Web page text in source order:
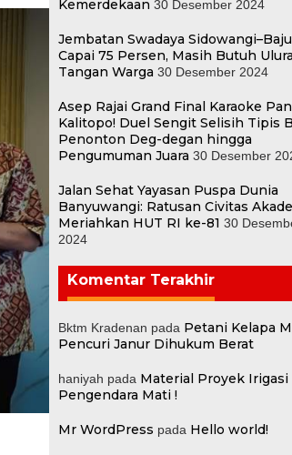
Kemerdekaan 30 Desember 2024
Jembatan Swadaya
Capai 75 Persen, Masih Butuh
Tangan Warga 30 Desember 2024
Asep Rajai Grand Final Karaoke
Kalitopo! Duel Sengit Selisih Tipis
Penonton Deg-degan hingga
Pengumuman Juara 30 Desember
Jalan Sehat Yayasan Puspa Dunia
Banyuwangi: Ratusan Civitas
Meriahkan HUT RI ke-81 30
2024
Komentar Terakhir
Bktm Kradenan pada Petani Kelapa
Pencuri Janur Dihukum Berat
haniyah pada Material Proyek
Pengendara Mati !
Mr WordPress pada Hello world!